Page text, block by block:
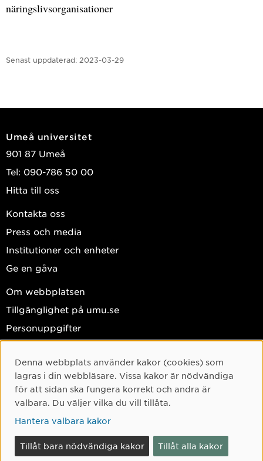
näringslivsorganisationer
Senast uppdaterad: 2023-03-29
Umeå universitet
901 87 Umeå
Tel: 090-786 50 00
Hitta till oss
Kontakta oss
Press och media
Institutioner och enheter
Ge en gåva
Om webbplatsen
Tillgänglighet på umu.se
Personuppgifter
Facebook
Instagram
TikTok
Youtube
LinkedIn
Cookie-samtycke
Denna webbplats använder kakor (cookies) som
lagras i din webbläsare. Vissa kakor är nödvändiga
för att sidan ska fungera korrekt och andra är
valbara. Du väljer vilka du vill tillåta.
Hantera valbara kakor
Tillåt bara nödvändiga kakor Tillåt alla kakor